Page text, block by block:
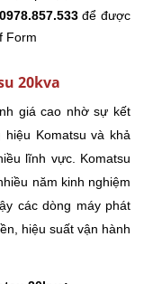
để được
Form
20kva
giá cao nhờ sự kết
Komatsu và khả
lĩnh vực. Komatsu
năm kinh nghiệm
các dòng máy phát
hiệu suất vận hành